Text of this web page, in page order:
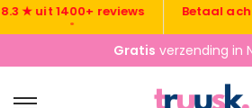
1400+ reviews Betaal
Gratis verzending in